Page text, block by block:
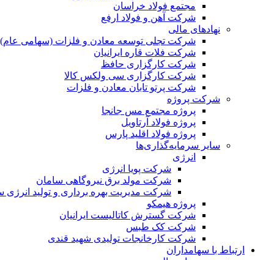
مجتمع فولاد خراسان
شرکت آهن و فولاد ارفع
نهادهای مالی
شرکت تجلی توسعه معادن و فلزات (سهامی عام)
شرکت فلات قاره ایرانیان
شرکت کارگزاری حافظ
شرکت کارگزاری سی ولکس کالا
شرکت پرتو تابان معادن و فلزات
شرکت پروژه
پروژه مجتمع مس جانجا
پروژه فولاد آرتاویل
پروژه فولاد اقلید پارس
سایر سرمایه‌گذاری‌ها
انرژی
شرکت پویا انرژی
شرکت مولد برق نیروگاهی سامان
شرکت مدیریت بهره برداری و تولید انرژی
پروژه هیمکو
شرکت گسترش کاتالیست ایرانیان
شرکت کک طبس
شرکت کارخانجات تولیدی شهید قندی
ارتباط با سهامداران